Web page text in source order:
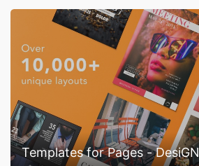
Templates for Pages - DesiGN